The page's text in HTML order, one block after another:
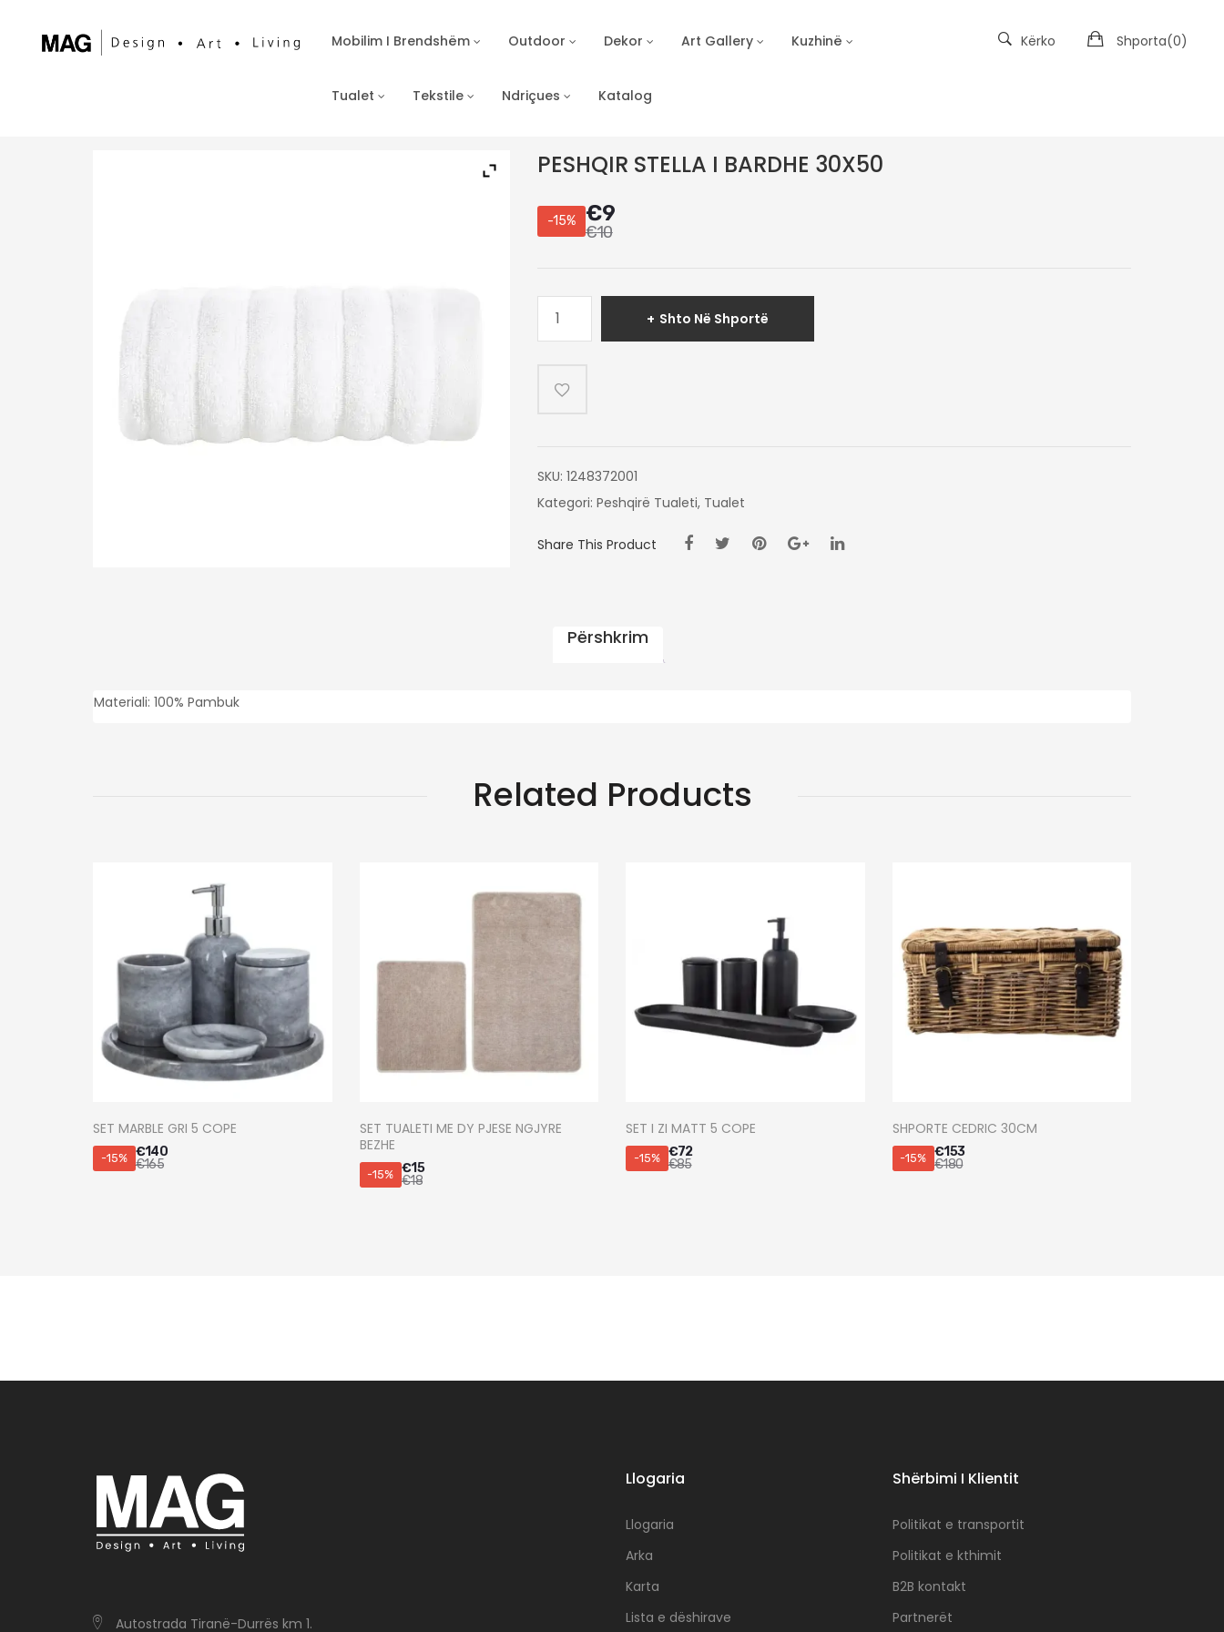
Mobilim I Brendshëm Outdoor Dekor Art Gallery Kuzhinë
Tualet Tekstile Ndriçues Katalog
Shporta(0)
Kërko
PESHQIR STELLA I BARDHE 30X50
-15% €9
€10
PESHQIR
BARDHE
Shto Në Shportë
SKU: 1248372001
Kategori: Peshqirë Tualeti, Tualet
Share This Product
Përshkrim
Materiali: 100% Pambuk
Related Products
SET MARBLE GRI 5 COPE
-15% €140
€165
SET TUALETI ME DY PJESE NGJYRE
BEZHE
-15% €15
€18
SET I ZI MATT 5 COPE
-15% €72
€85
SHPORTE CEDRIC 30CM
-15% €153
€180
Autostrada Tiranë-Durrës km 1.
Llogaria
Llogaria
Arka
Karta
Lista e dëshirave
Shërbimi I Klientit
Politikat e transportit
Politikat e kthimit
B2B kontakt
Partnerët